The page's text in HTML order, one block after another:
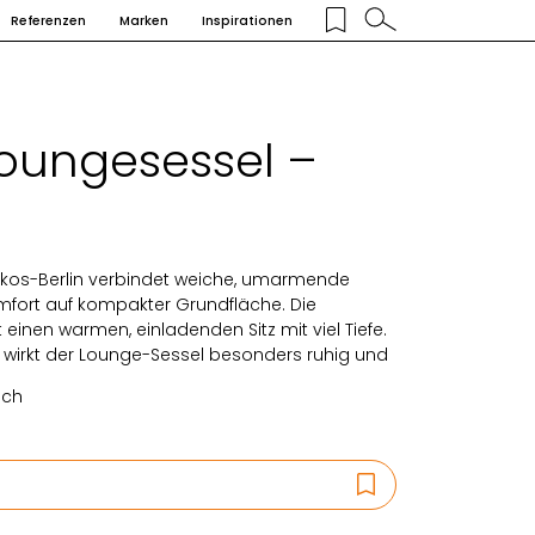
Referenzen Marken Inspirationen
–
Berlin verbindet weiche, umarmende
auf kompakter Grundfläche. Die
warmen, einladenden Sitz mit viel Tiefe.
der Lounge-Sessel besonders ruhig und